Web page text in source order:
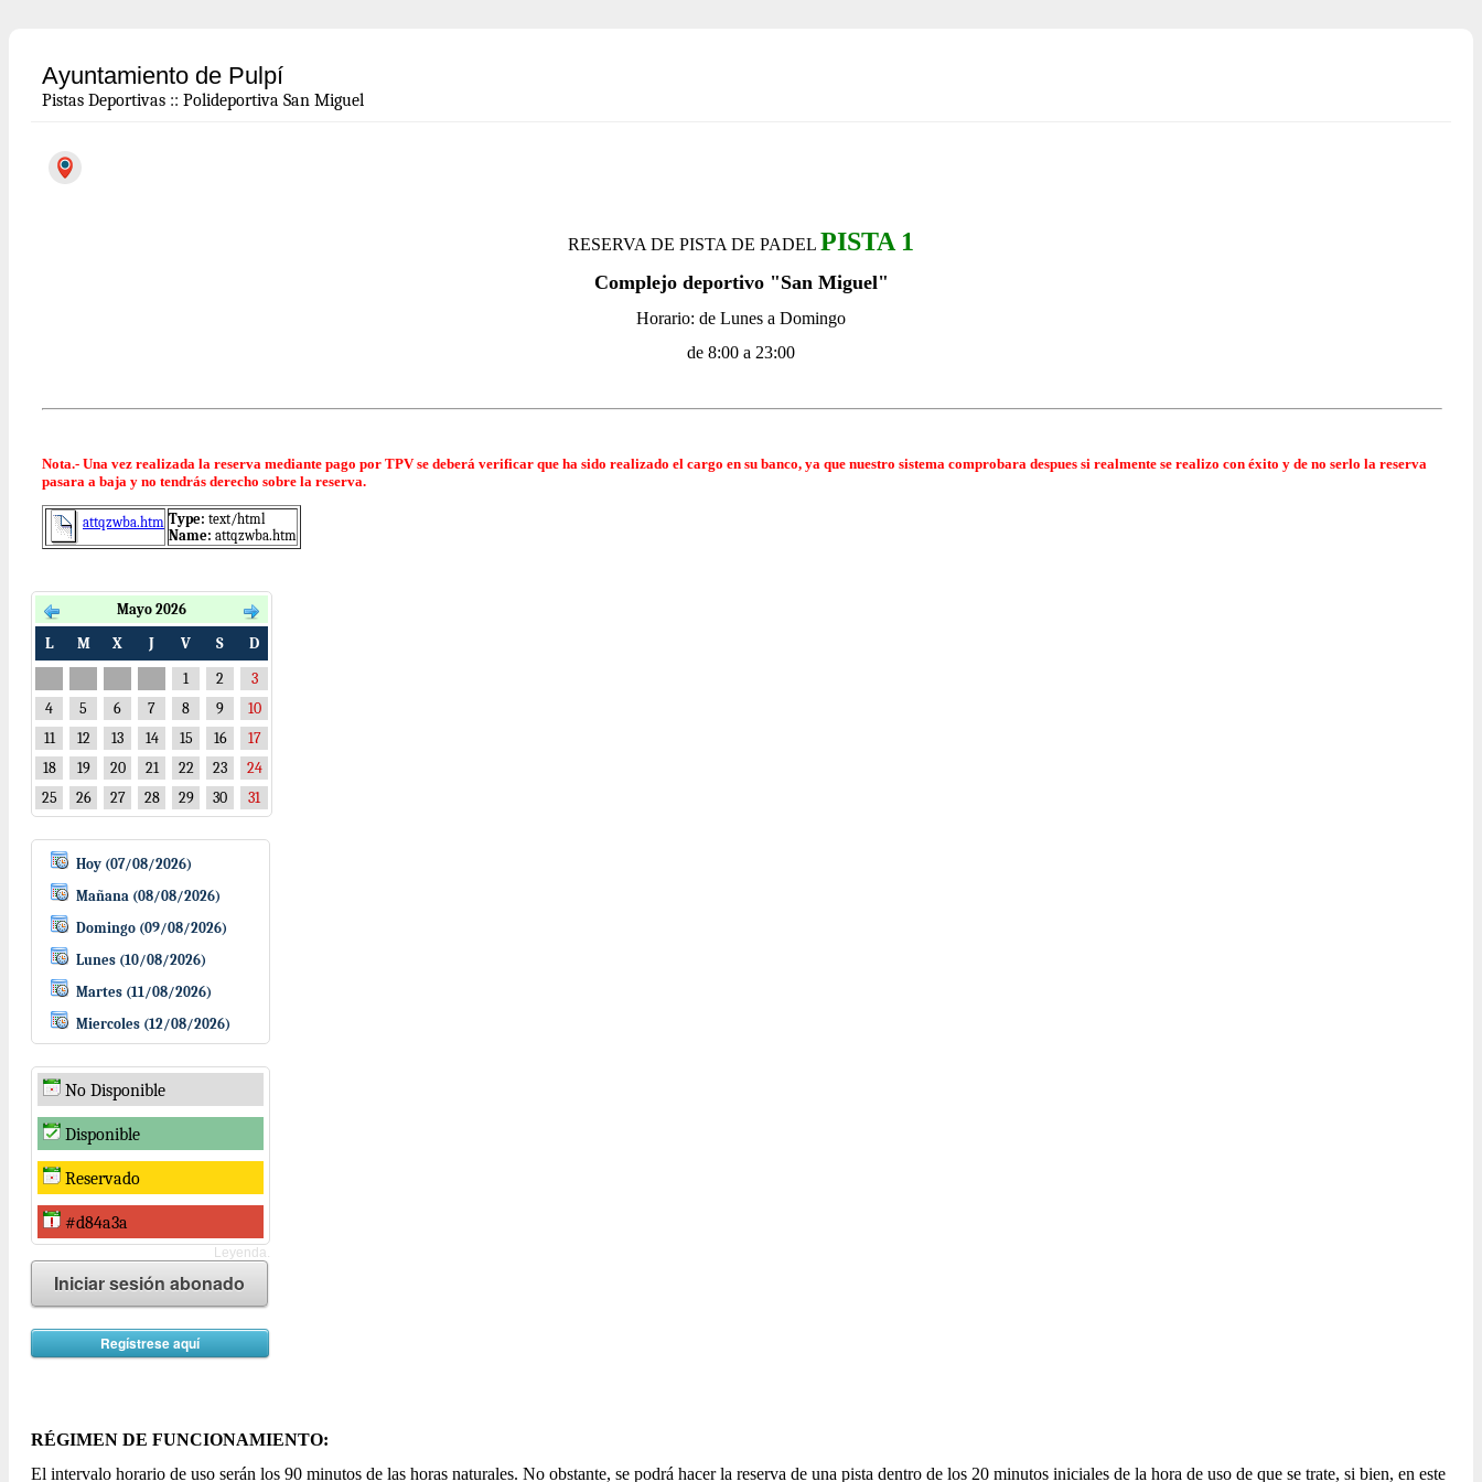
Ayuntamiento de Pulpí
Pistas Deportivas :: Polideportiva San Miguel
RESERVA DE PISTA DE PADEL PISTA 1
Complejo deportivo "San Miguel"
Horario: de Lunes a Domingo
de 8:00 a 23:00
Nota.- Una vez realizada la reserva mediante pago por TPV se deberá verificar que ha sido realizado el cargo en su banco, ya que nuestro sistema comprobara despues si realmente se realizo con éxito y de no serlo la reserva
pasara a baja y no tendrás derecho sobre la reserva.
attqzwba.htm Type: text/html
Name: attqzwba.htm
Mayo 2026
L M X J V S
D
1
2
3
4
5 6 7 8 9
10
11
12 13 14 15 16
17
18
19 20 21 22 23
24
25
26 27 28 29 30 31
Hoy (07/08/2026)
Mañana (08/08/2026)
Domingo (09/08/2026)
Lunes (10/08/2026)
Martes (11/08/2026)
Miercoles (12/08/2026)
No Disponible
Disponible
Reservado
#d84a3a
Leyenda.
Iniciar sesión abonado
Regístrese aquí
RÉGIMEN DE FUNCIONAMIENTO:
El intervalo horario de uso serán los 90 minutos de las horas naturales. No obstante, se podrá hacer la reserva de una pista dentro de los 20 minutos iniciales de la hora de uso de que se trate, si bien, en este